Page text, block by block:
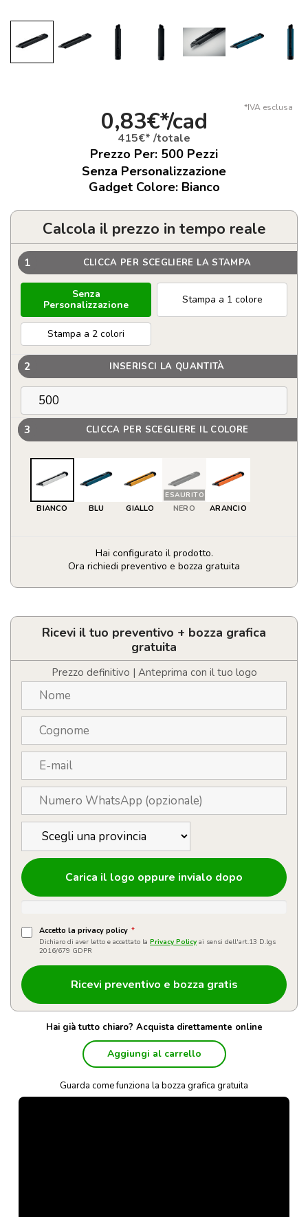
*IVA esclusa
0,83€*/cad
415€* /totale
Prezzo Per: 500 Pezzi
Senza Personalizzazione
Gadget Colore: Bianco
Calcola il prezzo in tempo reale
1 CLICCA PER SCEGLIERE LA STAMPA
Senza
Personalizzazione
Stampa a 1 colore
Stampa a 2 colori
2 INSERISCI LA QUANTITÀ
3 CLICCA PER SCEGLIERE IL COLORE
BIANCO BLU GIALLO
ESAURITO
NERO ARANCIO
Hai configurato il prodotto.
Ora richiedi preventivo e bozza gratuita
Grande
retrattile
personalizzabile
lama
acciaio
carbonio
quantità
Ricevi il tuo preventivo + bozza grafica
gratuita
Prezzo definitivo | Anteprima con il tuo logo
Carica il logo oppure invialo dopo
Accetto la privacy policy *
Dichiaro di aver letto e accettato la Privacy Policy ai sensi dell'art.13 D.lgs
2016/679 GDPR
Hai già tutto chiaro? Acquista direttamente online
Aggiungi al carrello
Guarda come funziona la bozza grafica gratuita